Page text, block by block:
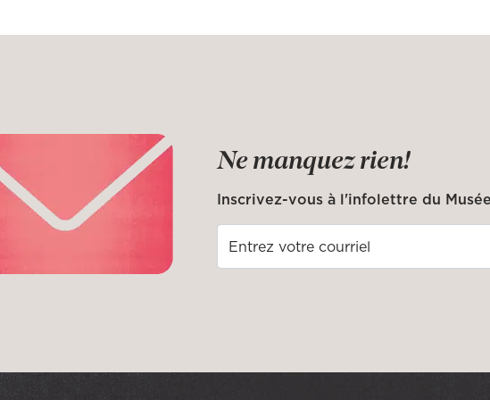
Ne manquez rien!
Inscrivez-vous à l'infolettre du